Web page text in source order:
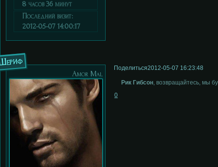
8 часов 36 минут
Последний визит:
2012-05-07 14:00:17
Поделиться2012-05-07 16:23:48
Аmor Мal
Рик Гибсон, возвращайтесь, мы
0